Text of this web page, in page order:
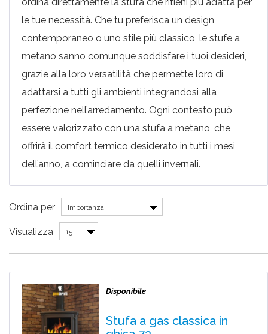
le tue necessità. Che tu preferisca un design
contemporaneo o uno stile più classico, le stufe a
metano sanno comunque soddisfare i tuoi desideri,
grazie alla loro versatilità che permette loro di
adattarsi a tutti gli ambienti integrandosi alla
perfezione nell’arredamento. Ogni contesto può
essere valorizzato con una stufa a metano, che
offrirà il comfort termico desiderato in tutti i mesi
dell’anno, a cominciare da quelli invernali.
Ordina per Importanza
Visualizza 15
Disponibile
Stufa a gas classica in